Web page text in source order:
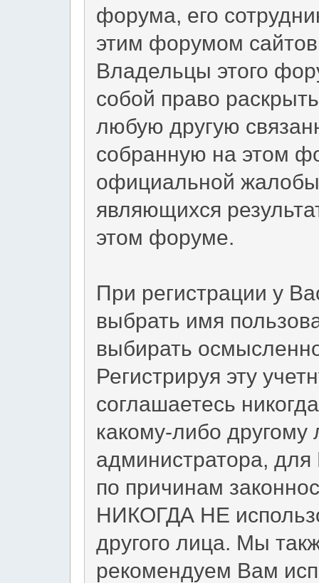
форума, его
этим форумом
Владельцы этого
собой право
любую другую
собранную на этом
официальной жалобы
являющихся
этом форуме.
При регистрации у
выбрать имя
выбирать
Регистрируя эту
соглашаетесь
какому-либо другому
администратора,
по причинам
НИКОГДА НЕ
другого лица. Мы
рекомендуем Вам